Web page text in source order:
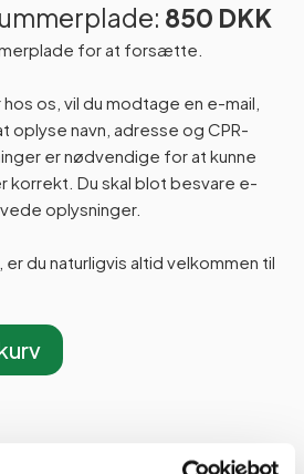
850 DKK
for at forsætte.
os, vil du modtage en e-mail,
oplyse navn, adresse og CPR-
er nødvendige for at kunne
korrekt. Du skal blot besvare e-
oplysninger.
er du naturligvis altid velkommen til